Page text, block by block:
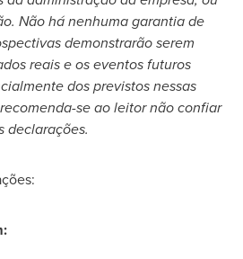
Não há nenhuma garantia de
demonstrarão serem
reais e os eventos futuros
dos previstos nessas
se ao leitor não confiar
declarações.